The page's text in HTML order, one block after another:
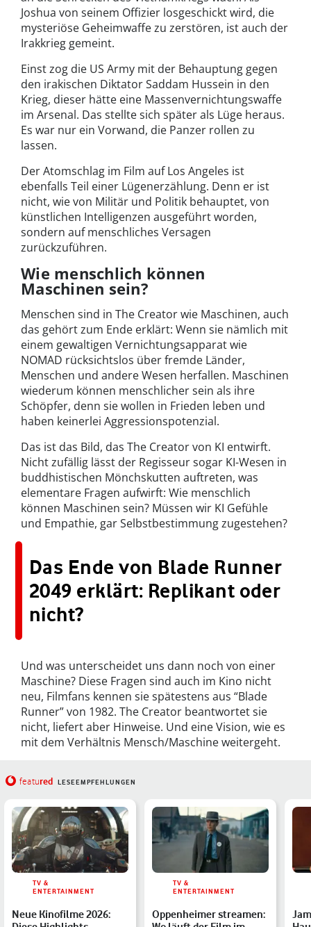
Joshua von seinem Offizier losgeschickt wird, die
mysteriöse Geheimwaffe zu zerstören, ist auch der
Irakkrieg gemeint.
Einst zog die US Army mit der Behauptung gegen
den irakischen Diktator Saddam Hussein in den
Krieg, dieser hätte eine Massenvernichtungswaffe
im Arsenal. Das stellte sich später als Lüge heraus.
Es war nur ein Vorwand, die Panzer rollen zu
lassen.
Der Atomschlag im Film auf Los Angeles ist
ebenfalls Teil einer Lügenerzählung. Denn er ist
nicht, wie von Militär und Politik behauptet, von
künstlichen Intelligenzen ausgeführt worden,
sondern auf menschliches Versagen
zurückzuführen.
Wie menschlich können
Maschinen sein?
Menschen sind in The Creator wie Maschinen, auch
das gehört zum Ende erklärt: Wenn sie nämlich mit
einem gewaltigen Vernichtungsapparat wie
NOMAD rücksichtslos über fremde Länder,
Menschen und andere Wesen herfallen. Maschinen
wiederum können menschlicher sein als ihre
Schöpfer, denn sie wollen in Frieden leben und
haben keinerlei Aggressionspotenzial.
Das ist das Bild, das The Creator von KI entwirft.
Nicht zufällig lässt der Regisseur sogar KI-Wesen in
buddhistischen Mönchskutten auftreten, was
elementare Fragen aufwirft: Wie menschlich
können Maschinen sein? Müssen wir KI Gefühle
und Empathie, gar Selbstbestimmung zugestehen?
Das Ende von Blade Runner
2049 erklärt: Replikant oder
nicht?
Und was unterscheidet uns dann noch von einer
Maschine? Diese Fragen sind auch im Kino nicht
neu, Filmfans kennen sie spätestens aus “Blade
Runner” von 1982. The Creator beantwortet sie
nicht, liefert aber Hinweise. Und eine Vision, wie es
mit dem Verhältnis Mensch/Maschine weitergeht.
featured LESEEMPFEHLUNGEN
TV &
ENTERTAINMENT
Neue Kinofilme 2026:
TV &
ENTERTAINMENT
Oppenheimer streamen: